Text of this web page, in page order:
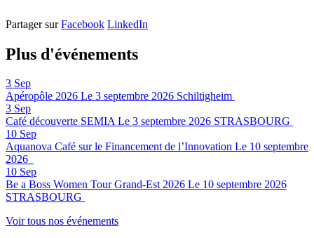
Partager sur Facebook LinkedIn
Plus d'événements
3 Sep
Apéropôle 2026 Le 3 septembre 2026 Schiltigheim
3 Sep
Café découverte SEMIALe 3 septembre 2026 STRASBOURG
10 Sep
Aquanova Café sur le Financement de l’Innovation Le 10 septembre
2026
10 Sep
Be a Boss Women Tour Grand-Est 2026 Le 10 septembre 2026
STRASBOURG
Voir tous nos événements